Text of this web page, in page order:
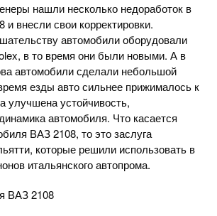
нашли несколько недоработок в
и внесли свои корректировки.
автомобили оборудовали
в то время они были новыми. А в
автомобили сделали небольшой
езды авто сильнее прижималось к
улучшена устойчивость,
автомобиля. Что касается
ВАЗ 2108, то это заслуга
которые решили использовать в
итальянского автопрома.
ВАЗ 2108